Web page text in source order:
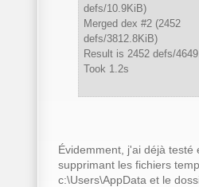
defs/10.9KiB)
Merged dex #2 (2452
defs/3812.8KiB)
Result is 2452 defs/
Took 1.2s
Évidemment, j'ai déjà testé
supprimant les fichiers
c:\Users\AppData et le